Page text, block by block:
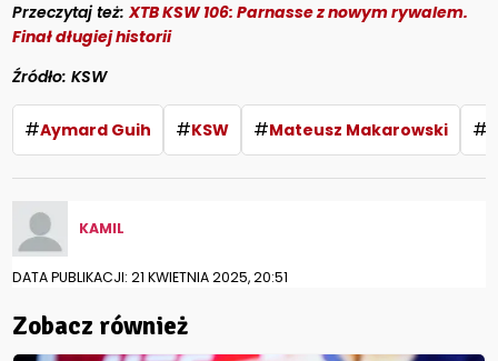
Przeczytaj też:XTB KSW 106: Parnasse z nowym rywalem.
Finał długiej historii
Źródło: KSW
#Aymard Guih #KSW #Mateusz Makarowski #
KAMIL
DATA PUBLIKACJI: 21 KWIETNIA 2025, 20:51
Zobacz również